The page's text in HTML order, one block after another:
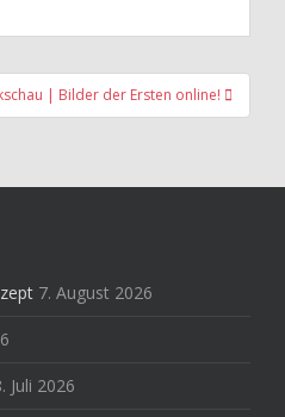
| Bilder der Ersten online!
7. August 2026
Juli 2026